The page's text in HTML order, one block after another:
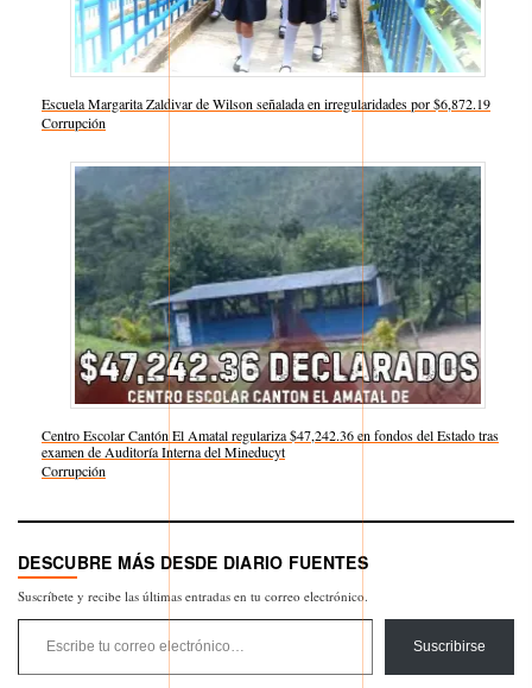
Escuela Margarita Zaldivar de Wilson señalada en irregularidades por $6,872.19
Respecto a
Corrupción
Centro Escolar Cantón El Amatal regulariza $47,242.36 en fondos del Estado tras
examen de Auditoría Interna del Mineducyt
Respecto a
Corrupción
DESCUBRE MÁS DESDE DIARIO FUENTES
Suscríbete y recibe las últimas entradas en tu correo electrónico.
Escribe tu correo electrónico…
Suscribirse